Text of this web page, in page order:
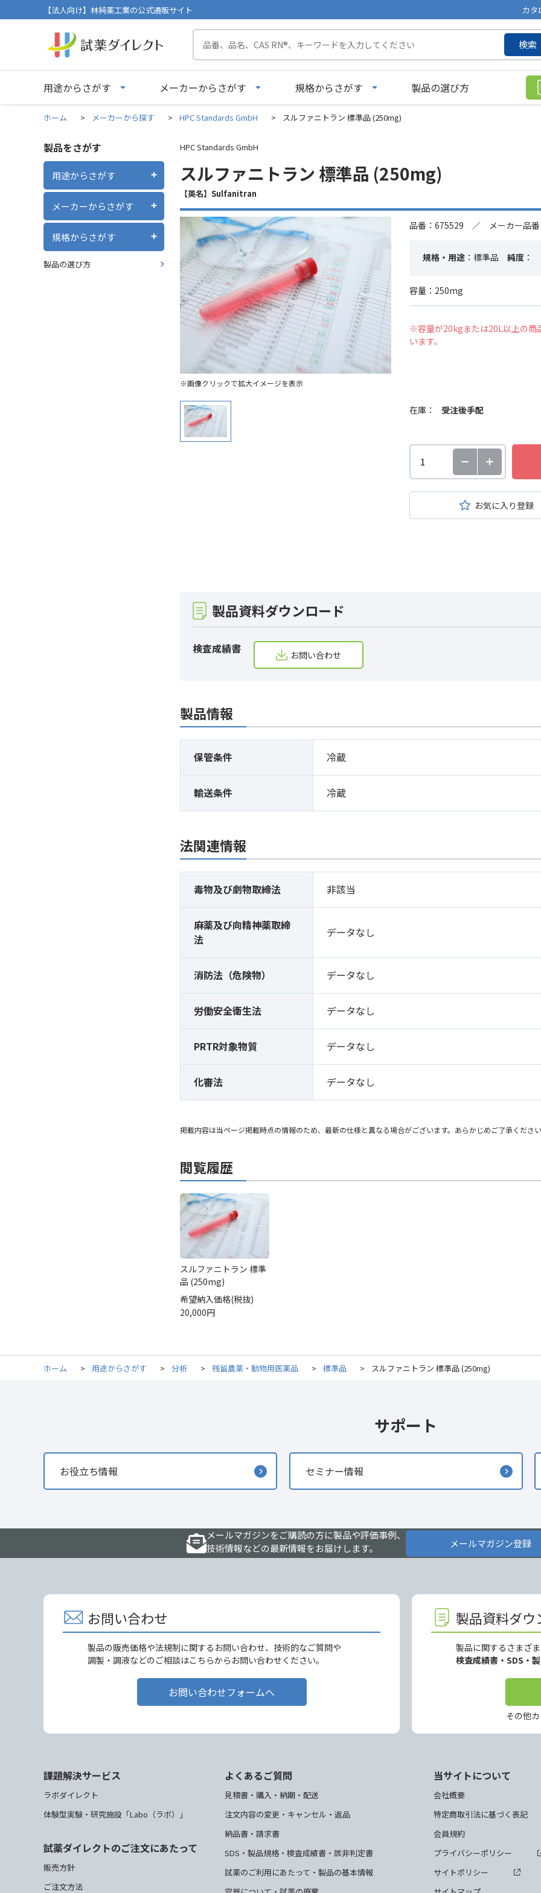
【法人向け】林純薬工業の公式通販サイト カタ
検索
用途からさがす メーカーからさがす 規格からさがす 製品の選び方
ホーム > メーカーから探す > HPC Standards GmbH > スルファニトラン 標準品 (250mg)
製品をさがす
用途からさがす
メーカーからさがす
規格からさがす
製品の選び方
HPC Standards GmbH
スルファニトラン 標準品 (250mg)
【英名】Sulfanitran
※画像クリックで拡大イメージを表示
品番：675529 ／ メーカー品番
規格・用途 ：標準品 純度 ：
容量：250mg
※容量が20kgまたは20L以上の商
います。
在庫： 受注後手配
お気に入り登録
製品資料ダウンロード
検査成績書 お問い合わせ
製品情報
保管条件 冷蔵
輸送条件 冷蔵
法関連情報
毒物及び劇物取締法 非該当
麻薬及び向精神薬取締
法
データなし
消防法（危険物） データなし
労働安全衛生法 データなし
PRTR対象物質 データなし
化審法 データなし
掲載内容は当ページ掲載時点の情報のため、最新の仕様と異なる場合がございます。あらかじめご了承くださ
閲覧履歴
スルファニトラン 標準
品 (250mg)
希望納入価格(税抜)
20,000円
ホーム > 用途からさがす > 分析 > 残留農薬・動物用医薬品 > 標準品 > スルファニトラン 標準品 (250mg)
サポート
お役立ち情報 セミナー情報
メールマガジンをご購読の方に製品や評価事例、
技術情報などの最新情報をお届けします。
メールマガジン登録
お問い合わせ
製品の販売価格や法規制に関するお問い合わせ、技術的なご質問や
調製・調液などのご相談はこちらからお問い合わせください。
お問い合わせフォームへ
製品資料ダウ
製品に関するさまざ
検査成績書・SDS・
その他
課題解決サービス
ラボダイレクト
体験型実験・研究施設「Labo（ラボ）」
試薬ダイレクトのご注文にあたって
販売方針
ご注文方法
よくあるご質問
見積書・購入・納期・配送
注文内容の変更・キャンセル・返品
納品書・請求書
SDS・製品規格・検査成績書・該非判定書
試薬のご利用にあたって・製品の基本情報
当サイトについて
会社概要
特定商取引法に基づく表記
会員規約
プライバシーポリシー
サイトポリシー